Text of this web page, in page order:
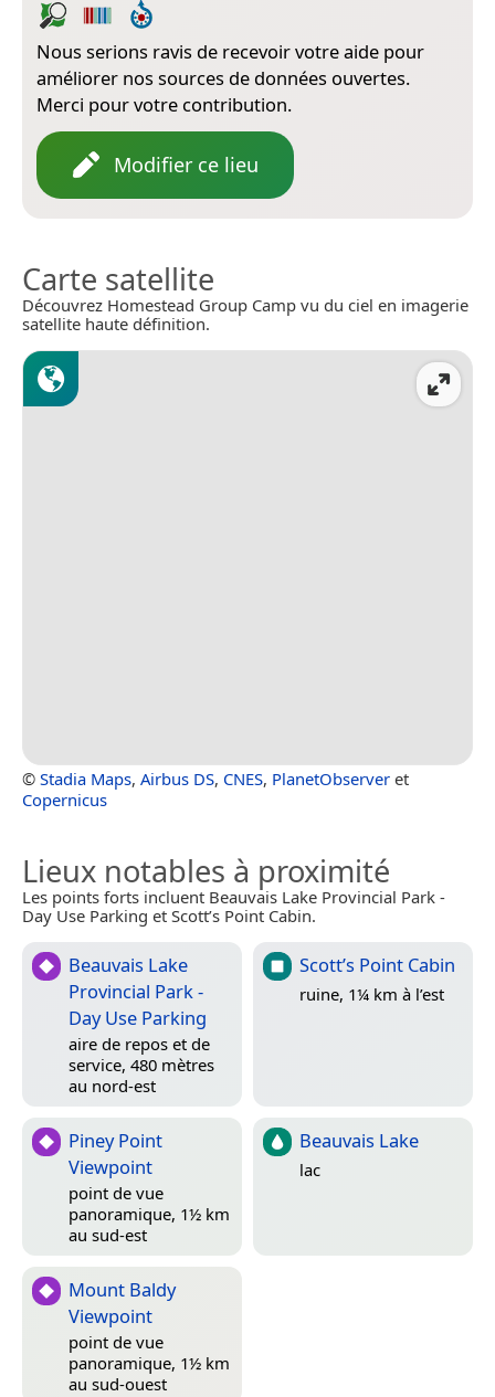
Nous serions ravis de recevoir votre aide pour
améliorer nos sources de données ouvertes.
Merci pour votre contribution.
Modifier ce lieu
Carte satellite
Découvrez Homestead Group Camp vu du ciel en imagerie
satellite haute définition.
© Stadia Maps, Airbus DS, CNES, PlanetObserver et
Copernicus
Lieux notables à proximité
Les points forts incluent Beauvais Lake Provincial Park -
Day Use Parking et Scott’s Point Cabin.
Beauvais Lake
Provincial Park -
Day Use Parking
aire de repos et de
service, 480 mètres
au nord-est
Scott’s Point Cabin
ruine, 1¼ km à l’est
Piney Point
Viewpoint
point de vue
panoramique, 1½ km
au sud-est
Beauvais Lake
lac
Mount Baldy
Viewpoint
point de vue
panoramique, 1½ km
au sud-ouest